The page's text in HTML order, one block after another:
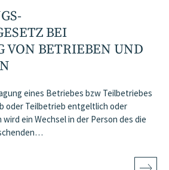
BEI
VON BETRIEBEN UND
eines Betriebes bzw Teilbetriebes
oder Teilbetrieb entgeltlich oder
ein Wechsel in der Person des die